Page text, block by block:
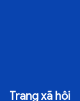
Trang xã hội